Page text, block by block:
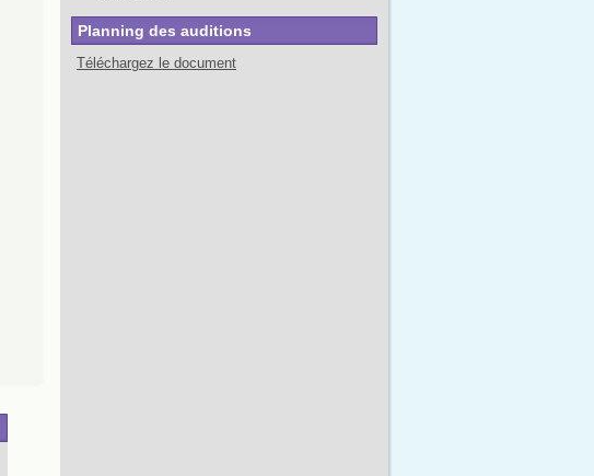
Planning des auditions
Téléchargez le document